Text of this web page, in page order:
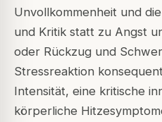
Unvollkommenheit und
und Kritik statt zu Angst
oder Rückzug und
Stressreaktion
Intensität, eine kritische
körperliche